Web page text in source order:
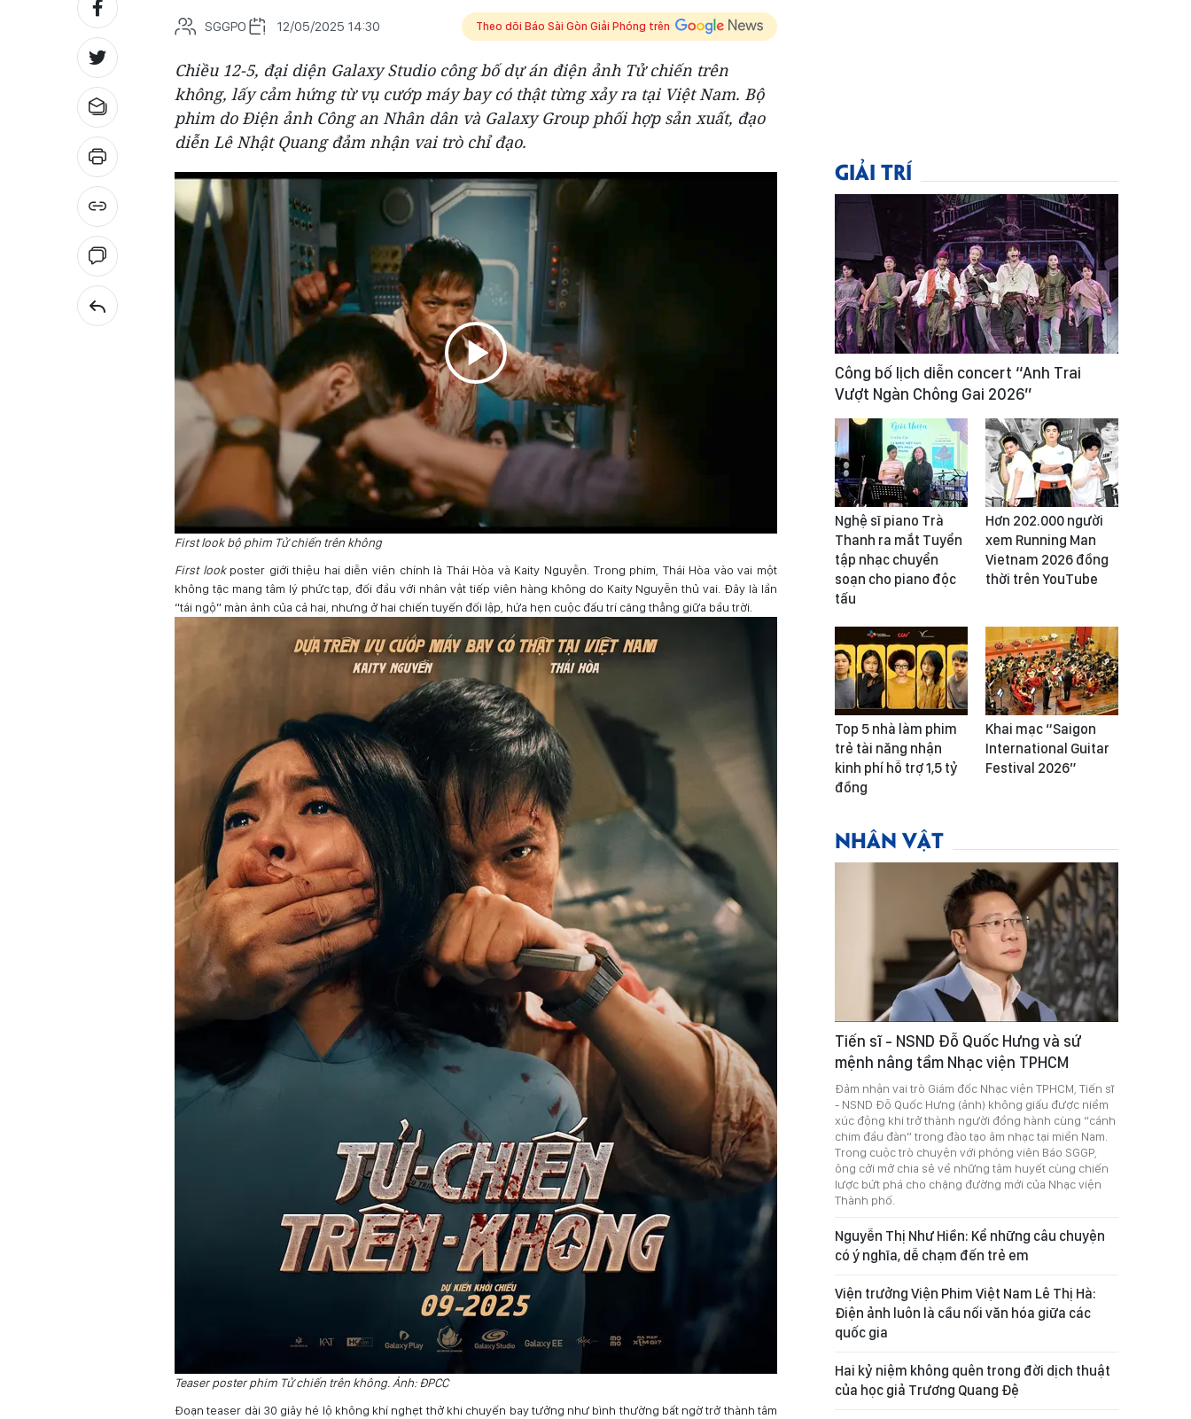
SGGPO 12/05/2025 14:30 Theo dõi Báo Sài Gòn Giải Phóng trên
Chiều 12-5, đại diện Galaxy Studio công bố dự án điện ảnh Tử chiến trên
không, lấy cảm hứng từ vụ cướp máy bay có thật từng xảy ra tại Việt Nam. Bộ
phim do Điện ảnh Công an Nhân dân và Galaxy Group phối hợp sản xuất, đạo
diễn Lê Nhật Quang đảm nhận vai trò chỉ đạo.
First look bộ phim Tử chiến trên không
First lookposter giới thiệu hai diễn viên chính là Thái Hòa và Kaity Nguyễn. Trong phim, Thái Hòa vào vai một
không tặc mang tâm lý phức tạp, đối đầu với nhân vật tiếp viên hàng không do Kaity Nguyễn thủ vai. Đây là lần
“tái ngộ” màn ảnh của cả hai, nhưng ở hai chiến tuyến đối lập, hứa hẹn cuộc đấu trí căng thẳng giữa bầu trời.
Teaser poster phim Tử chiến trên không. Ảnh: ĐPCC
Đoạn teaser dài 30 giây hé lộ không khí nghẹt thở khi chuyến bay tưởng như bình thường bất ngờ trở thành tâm
GIẢI TRÍ
Công bố lịch diễn concert “Anh Trai
Vượt Ngàn Chông Gai 2026”
Nghệ sĩ piano Trà
Thanh ra mắt Tuyển
tập nhạc chuyển
soạn cho piano độc
tấu
Hơn 202.000 người
xem Running Man
Vietnam 2026 đồng
thời trên YouTube
Top 5 nhà làm phim
trẻ tài năng nhận
kinh phí hỗ trợ 1,5 tỷ
đồng
Khai mạc “Saigon
International Guitar
Festival 2026”
NHÂN VẬT
Tiến sĩ - NSND Đỗ Quốc Hưng và sứ
mệnh nâng tầm Nhạc viện TPHCM
Đảm nhận vai trò Giám đốc Nhạc viện TPHCM, Tiến sĩ
- NSND Đỗ Quốc Hưng (ảnh) không giấu được niềm
xúc động khi trở thành người đồng hành cùng “cánh
chim đầu đàn” trong đào tạo âm nhạc tại miền Nam.
Trong cuộc trò chuyện với phóng viên Báo SGGP,
ông cởi mở chia sẻ về những tâm huyết cùng chiến
lược bứt phá cho chặng đường mới của Nhạc viện
Thành phố.
Nguyễn Thị Như Hiền: Kể những câu chuyện
có ý nghĩa, dễ chạm đến trẻ em
Viện trưởng Viện Phim Việt Nam Lê Thị Hà:
Điện ảnh luôn là cầu nối văn hóa giữa các
quốc gia
Hai kỷ niệm không quên trong đời dịch thuật
của học giả Trương Quang Đệ